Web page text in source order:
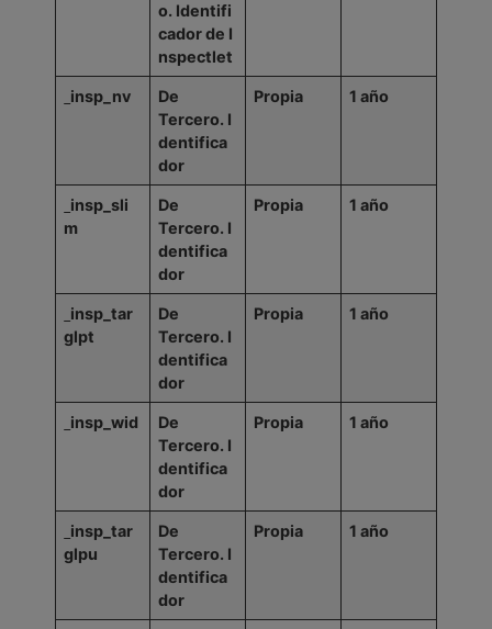
o. Identifi
cadorde I
nspectlet
insp_nv
De
Tercero. I
dentifica
dor
Propia 1 año
insp_sli
m
De
Tercero. I
dentifica
dor
Propia 1 año
insp_tar
glpt
De
Tercero. I
dentifica
dor
Propia 1 año
insp_wid
De
Tercero. I
dentifica
dor
Propia 1 año
insp_tar
glpu
De
Tercero. I
dentifica
dor
Propia 1 año